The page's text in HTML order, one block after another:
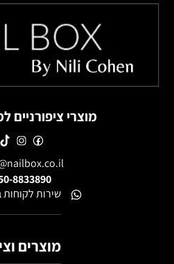
מוצרי ציפורניים
8833890
שירות
מוצרים